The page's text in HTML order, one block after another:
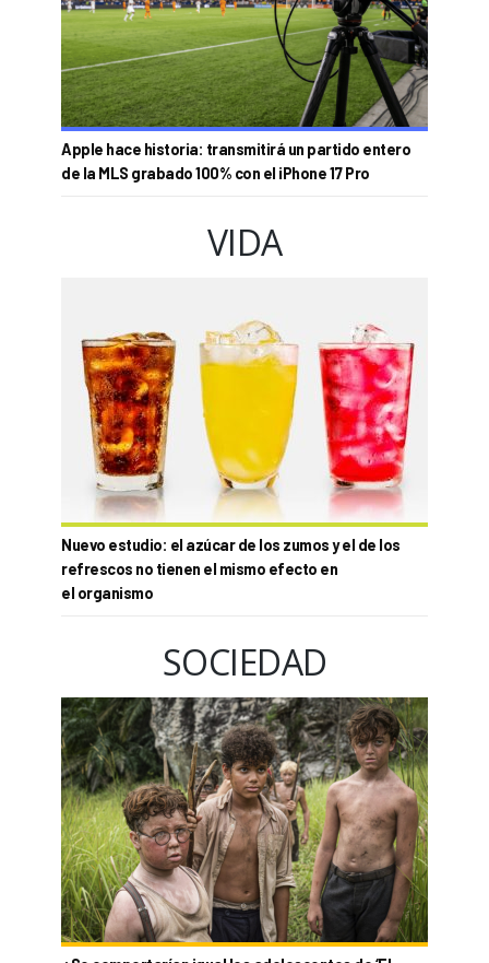
Apple hace historia: transmitirá un partido entero
de la MLS grabado 100% con el iPhone 17 Pro
VIDA
Nuevo estudio: el azúcar de los zumos y el de los
refrescos no tienen el mismo efecto en
el organismo
SOCIEDAD